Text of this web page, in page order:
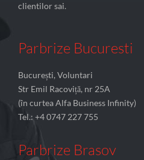
clientilor sai.
Parbrize Bucuresti
București, Voluntari
Str Emil Racoviță, nr 25A
(în curtea Alfa Business Infinity)
Tel.: +4 0747 227 755
Parbrize Brasov